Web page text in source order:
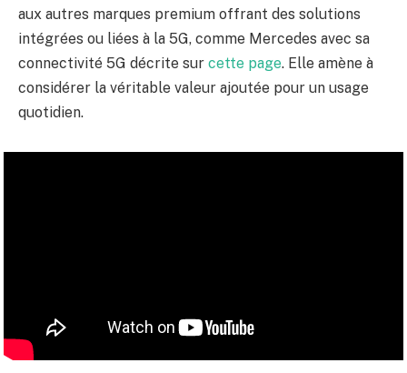
aux autres marques premium offrant des solutions
intégrées ou liées à la 5G, comme Mercedes avec sa
connectivité 5G décrite sur cette page. Elle amène à
considérer la véritable valeur ajoutée pour un usage
quotidien.